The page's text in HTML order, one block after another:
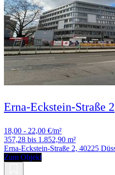
Erna-Eckstein-Straße 2
18,00 - 22,00 €/m²
357,28 bis 1.852,90 m²
Erna-Eckstein-Straße 2, 40225
Zum Objekt